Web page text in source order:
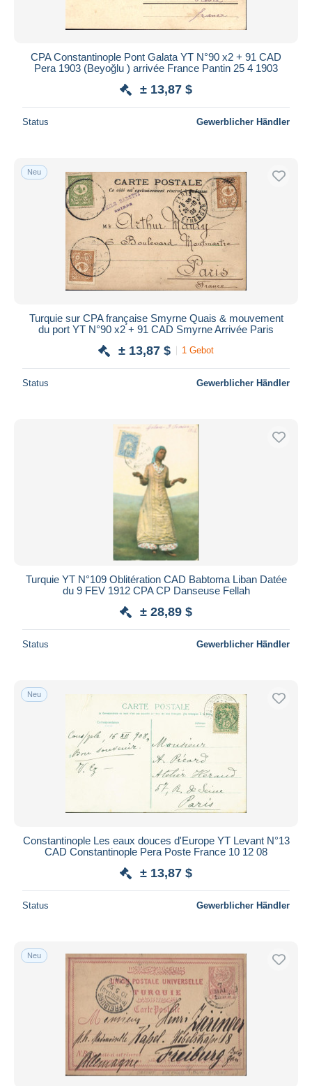
CPA Constantinople Pont Galata YT N°90 x2 + 91 CAD
Pera 1903 (Beyoğlu ) arrivée France Pantin 25 4 1903
± 13,87 $
Status Gewerblicher Händler
Neu
Turquie sur CPA française Smyrne Quais & mouvement
du port YT N°90 x2 + 91 CAD Smyrne Arrivée Paris
± 13,87 $ 1 Gebot
Status Gewerblicher Händler
Turquie YT N°109 Oblitération CAD Babtoma Liban Datée
du 9 FEV 1912 CPA CP Danseuse Fellah
± 28,89 $
Status Gewerblicher Händler
Neu
Constantinople Les eaux douces d'Europe YT Levant N°13
CAD Constantinople Pera Poste France 10 12 08
± 13,87 $
Status Gewerblicher Händler
Neu